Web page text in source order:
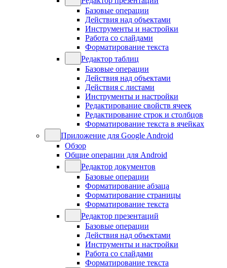
Базовые операции
Действия над объектами
Инструменты и настройки
Работа со слайдами
Форматирование текста
Редактор таблиц
Базовые операции
Действия над объектами
Действия с листами
Инструменты и настройки
Редактирование свойств ячеек
Редактирование строк и столбцов
Форматирование текста в ячейках
Приложение для Google Android
Обзор
Общие операции для Android
Редактор документов
Базовые операции
Форматирование абзаца
Форматирование страницы
Форматирование текста
Редактор презентаций
Базовые операции
Действия над объектами
Инструменты и настройки
Работа со слайдами
Форматирование текста